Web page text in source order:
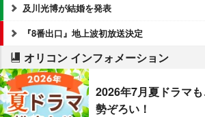
及川光博が結婚を発表
『8番出口』地上波初放送決定
オリコン インフォメーション
2026年7月夏ドラマ
勢ぞろい！